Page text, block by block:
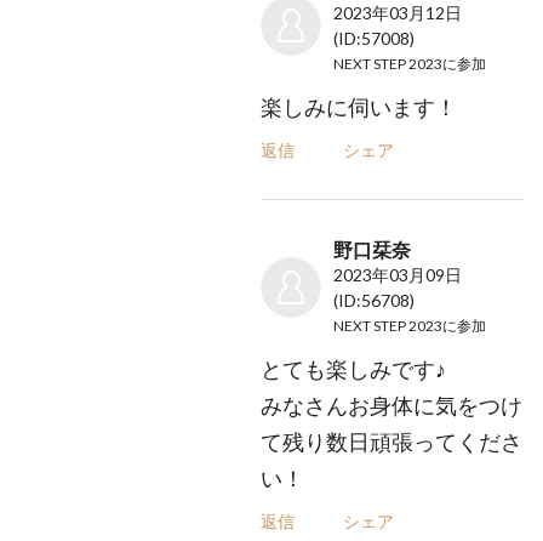
2023年03月12日
(ID:57008)
NEXT STEP 2023に参加
楽しみに伺います！
返信 シェア
野口栞奈
2023年03月09日
(ID:56708)
NEXT STEP 2023に参加
とても楽しみです♪
みなさんお身体に気をつけ
て残り数日頑張ってくださ
い！
返信 シェア